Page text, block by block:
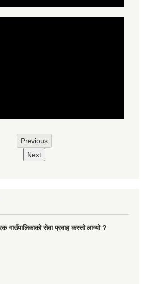
Previous
Next
गाउँपालिकाको सेवा प्रवाह कस्तो लाग्यो ?